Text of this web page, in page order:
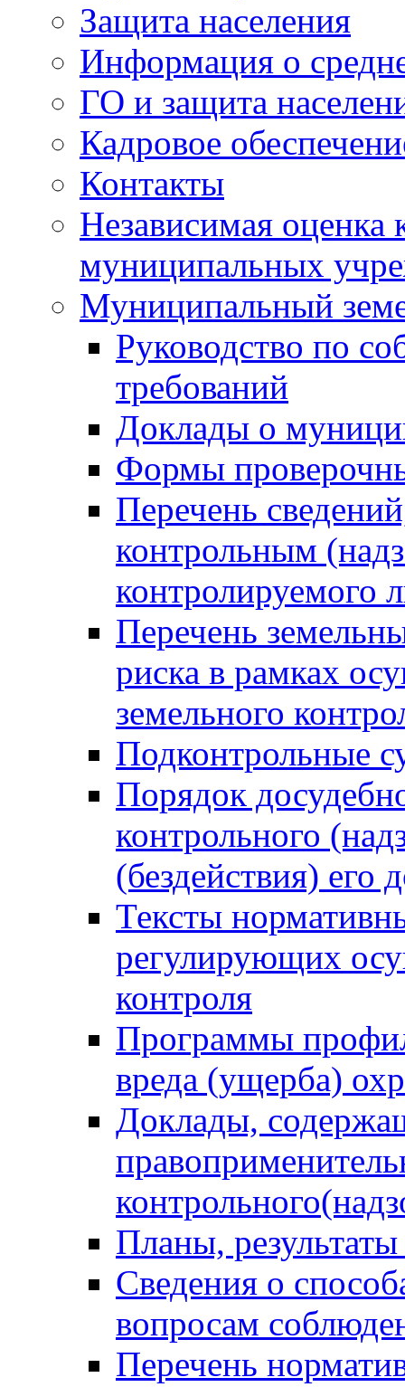
Защита населения
Информация о
ГО и защита
Кадровое
Контакты
Независимая оценка
муниципальных
Муниципальный
Руководство по
требований
Доклады о
Формы
Перечень
контрольным
контролируемого
Перечень
риска в рамках
земельного
Подконтрольные
Порядок
контрольного
(бездействия)
Тексты
регулирующих
контроля
Программы
вреда (ущерба)
Доклады,
Планы,
Сведения о
вопросам
Перечень